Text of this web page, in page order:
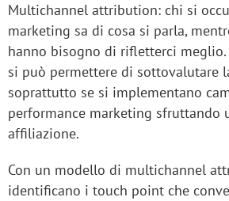
Multichannel attribution: chi si
marketing sa di cosa si parla,
hanno bisogno di rifletterci meglio.
si può permettere di sottovalutare
soprattutto se si implementano
performance marketing sfruttando
affiliazione.
Con un modello di multichannel
identificano i touch point che